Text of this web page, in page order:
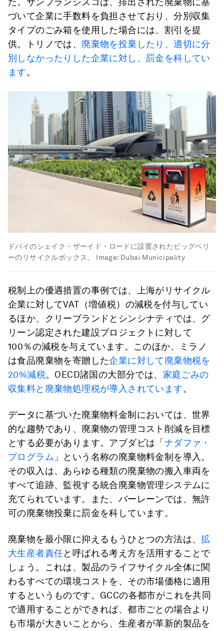
づいて企業に手数料を負担させており、分別収集
タイプのごみ箱を使用した場合には、割引を提
供。トリノでは、 廃棄物を投棄したり、適切に分
別しなかったりした企業に対し、罰金を科してい
ます。
ドバイのシェイク・ザーイド・ロードに設置されたビッグベリ
ーのリサイクルボックス。
Image: Dubai Municipality
税制上の優遇措置の事例では、上海がリサイクル
企業に対してVAT（増値税）の減税を付与してい
るほか、クリーブランドとシンシナティでは、グ
リーン認定された建設プロジェクトに対して
100％の減税を与えています。このほか、ミラノ
は食品廃棄物を寄贈した企業に対して廃棄物税を
20%減税。OECD諸国の大部分では、 家庭ごみの
収集料と廃棄物処理税が導入されています。
データに基づいた廃棄物料金制においては、世界
的な趨勢であり、廃棄物の管理コスト削減を目標
とする必要があります。アブダビは「ナダファ・
プログラム 」という名称の廃棄物料金制を導入。
その収入は、あらゆる種類の廃棄物の搬入車両を
すべて追跡、監視する統合廃棄物管理システムに
充てられています。また、バーレーンでは、無許
可の廃棄物投棄に罰金を科しています。
廃棄物を最小限に抑えるもうひとつの方法は、拡
大生産者責任と呼ばれる考え方を活用することで
しょう。これは、製品のライフサイクル全体に関
わるすべての環境コストを、その市場価格に適用
するというものです。GCCの各都市がこれを共同
で適用することができれば、都市ごとの場合より
も市場が大きいことから、生産者が革新的製品を